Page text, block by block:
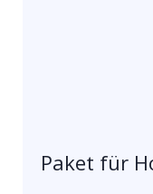
Paket für